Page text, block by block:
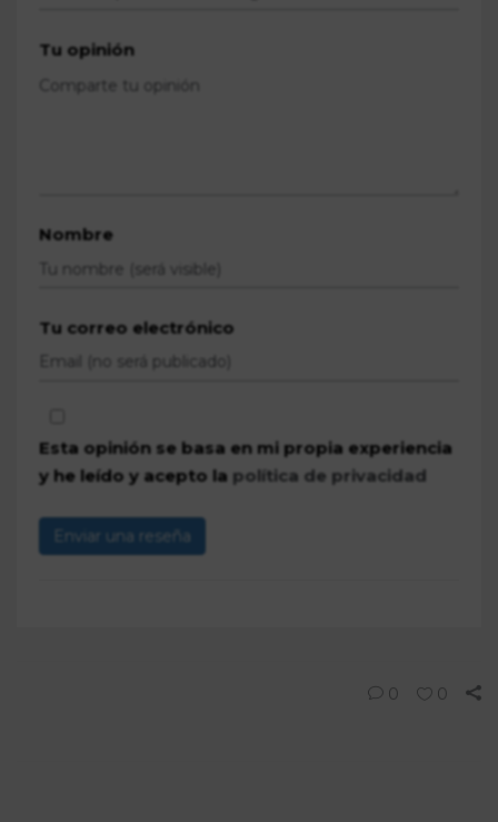
Tu opinión
Nombre
Tu correo electrónico
Esta opinión se basa en mi propia experiencia
y he leído y acepto la política de privacidad
Enviar una reseña
0 0